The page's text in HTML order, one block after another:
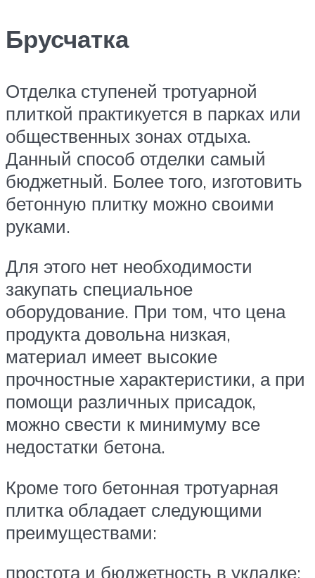
Брусчатка
Отделка ступеней тротуарной
плиткой практикуется в парках или
общественных зонах отдыха.
Данный способ отделки самый
бюджетный. Более того, изготовить
бетонную плитку можно своими
руками.
Для этого нет необходимости
закупать специальное
оборудование. При том, что цена
продукта довольна низкая,
материал имеет высокие
прочностные характеристики, а при
помощи различных присадок,
можно свести к минимуму все
недостатки бетона.
Кроме того бетонная тротуарная
плитка обладает следующими
преимуществами:
простота и бюджетность в укладке;